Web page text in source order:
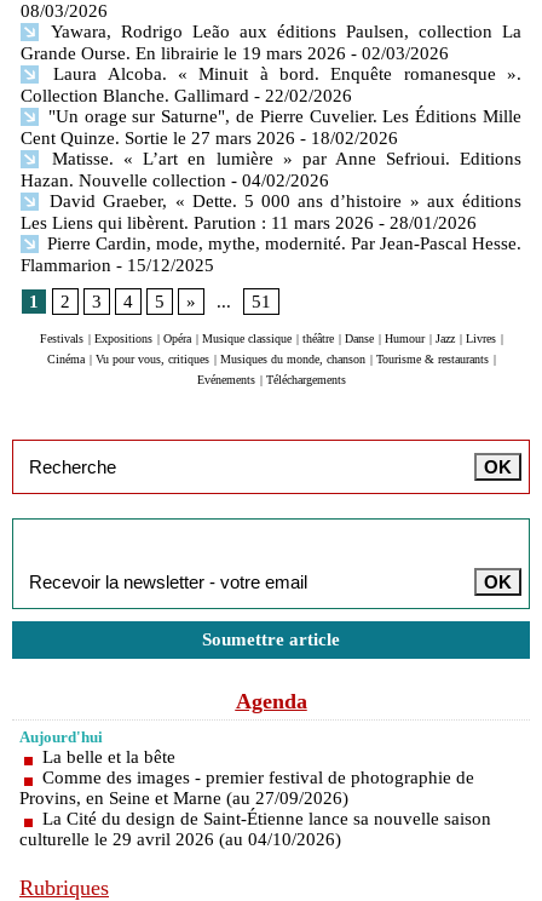
08/03/2026
Yawara, Rodrigo Leão aux éditions Paulsen, collection La
Grande Ourse. En librairie le 19 mars 2026 - 02/03/2026
Laura Alcoba. « Minuit à bord. Enquête romanesque ».
Collection Blanche. Gallimard - 22/02/2026
"Un orage sur Saturne", de Pierre Cuvelier. Les Éditions Mille
Cent Quinze. Sortie le 27 mars 2026 - 18/02/2026
Matisse. « L’art en lumière » par Anne Sefrioui. Editions
Hazan. Nouvelle collection - 04/02/2026
David Graeber, « Dette. 5 000 ans d’histoire » aux éditions
Les Liens qui libèrent. Parution : 11 mars 2026 - 28/01/2026
Pierre Cardin, mode, mythe, modernité. Par Jean-Pascal Hesse.
Flammarion - 15/12/2025
1
2 3 4 5 » ... 51
Festivals Expositions Opéra Musique classique théâtre Danse Humour Jazz Livres
Cinéma
Vu pour vous, critiques Musiques du monde, chanson Tourisme & restaurants
Evénements
Téléchargements
Soumettre article
Agenda
Aujourd'hui
La belle et la bête
Comme des images - premier festival de photographie de
Provins, en Seine et Marne (au 27/09/2026)
La Cité du design de Saint-Étienne lance sa nouvelle saison
culturelle le 29 avril 2026 (au 04/10/2026)
Rubriques